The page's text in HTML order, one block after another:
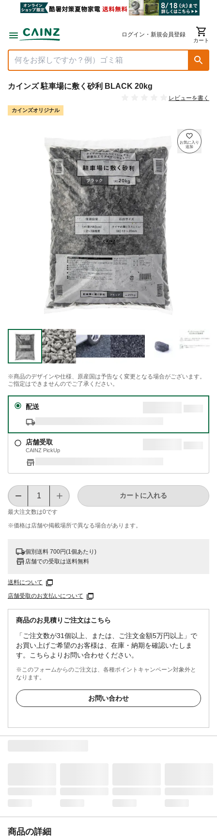
ログイン・新規会員登録
カート
カインズ 駐車場に敷く砂利 BLACK 20kg
レビューを書く
カインズオリジナル
※商品のデザインや仕様、原産国は予告なく変更となる場合がございます。
ご指定はできませんのでご了承ください。
配送
店舗受取
CAINZ PickUp
最大注文数は0です
カートに入れる
※価格は​店舗や​掲載場所で​異なる​場合が​あります。
個別送料 700円(1個あたり)
店舗での受取は送料無料
送料について
店舗受取のお支払いについて
商品のお見積りご注文はこちら
「ご注文数が31個以上、または、ご注文金額5万円以上」で
お買い上げご希望のお客様は、在庫・納期を確認いたしま
す。こちらよりお問い合わせください。
※このフォームからのご注文は、各種ポイントキャンペーン対象外と
なります。
お問い合わせ
商品の詳細